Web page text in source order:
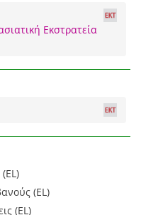
Εκστρατεία
(EL)
(EL)